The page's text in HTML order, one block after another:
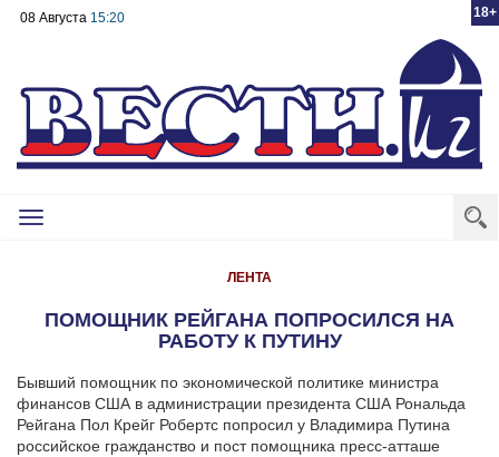
18+
08 Августа 15:20
Toggle
ЛЕНТА
ПОМОЩНИК РЕЙГАНА ПОПРОСИЛСЯ НА
РАБОТУ К ПУТИНУ
Бывший помощник по экономической политике министра
финансов США в администрации президента США Рональда
Рейгана Пол Крeйг Робертс попросил у Владимира Путина
российское гражданство и пост помощника пресс-атташе